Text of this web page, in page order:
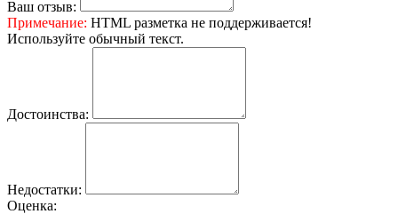
Ваш отзыв:
Примечание: HTML разметка не поддерживается!
Используйте обычный текст.
Достоинства:
Недостатки:
Оценка: